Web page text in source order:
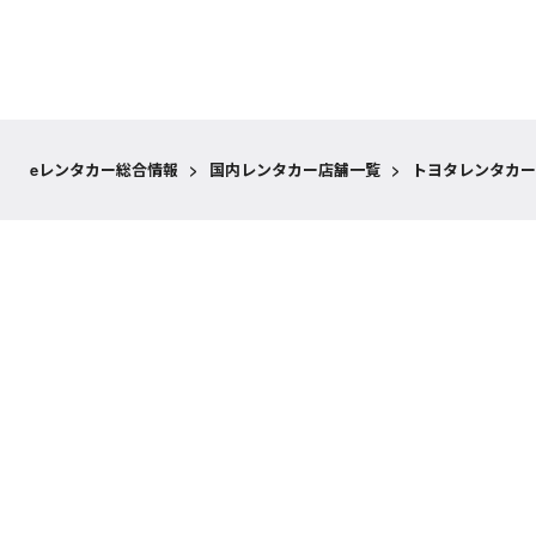
eレンタカー総合情報 > 国内レンタカー店舗一覧 > トヨタレンタカ